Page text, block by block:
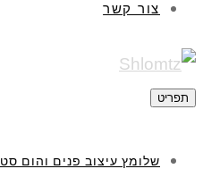
צור קשר
תפריט
שלומץ עיצוב פנים והום